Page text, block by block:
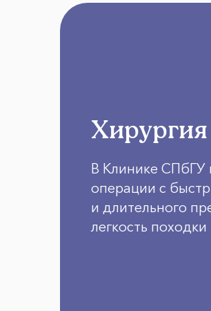
В Клинике СПбГУ
операции с
и длительного
легкость